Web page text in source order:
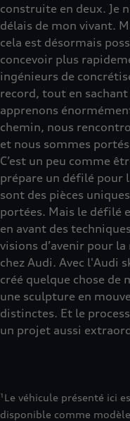
construite en deux. Je
délais de mon vivant.
cela est désormais
concevoir plus
ingénieurs de
record, tout en
apprenons
chemin, nous
et nous sommes
C’est un peu comme
prépare un défilé pour
sont des pièces
portées. Mais le défilé
en avant des
visions d’avenir pour la
chez Audi. Avec l'Audi
créé quelque chose de
une sculpture en
distinctes. Et le
un projet aussi
¹Le véhicule présenté ici
disponible comme